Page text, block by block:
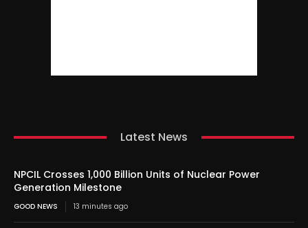
Latest News
NPCIL Crosses 1,000 Billion Units of Nuclear Power
Generation Milestone
GOOD NEWS 13 minutes ago